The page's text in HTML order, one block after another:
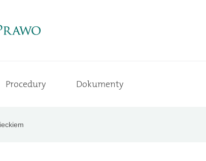
Procedury Dokumenty